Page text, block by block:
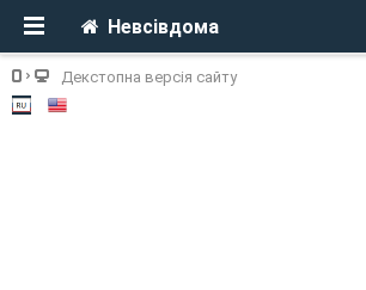
Невсівдома
Декстопна версія сайту